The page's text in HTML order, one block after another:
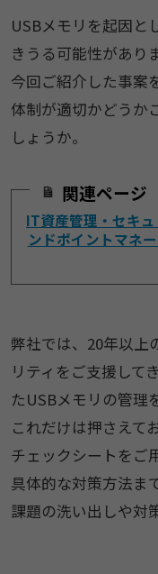
USBメモリを起因と
きうる可能性があり
今回ご紹介した事案
体制が適切かどうか
しょうか。
関連ページ
IT資産管理・セキュ
ンドポイントマネ
弊社では、20年以上
リティをご支援して
たUSBメモリの管理
これだけは押さえて
チェックシートをご
具体的な対策方法ま
課題の洗い出しや対